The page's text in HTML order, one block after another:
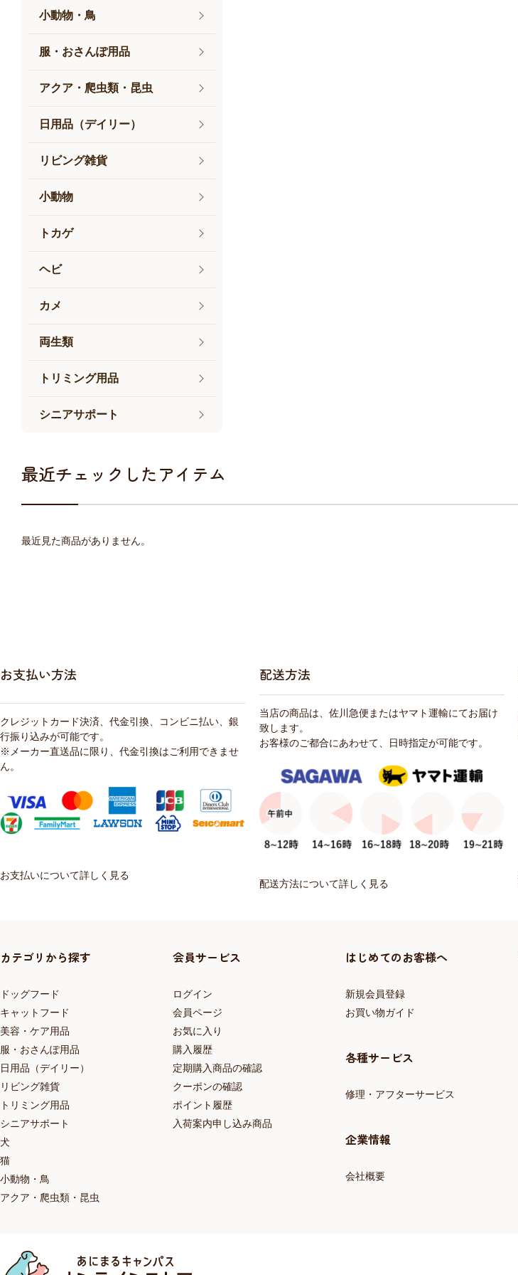
小動物・鳥
服・おさんぽ用品
アクア・爬虫類・昆虫
日用品（デイリー）
リビング雑貨
小動物
トカゲ
ヘビ
カメ
両生類
トリミング用品
シニアサポート
最近チェックしたアイテム
最近見た商品がありません。
お支払い方法
クレジットカード決済、代金引換、コンビニ払い、銀
行振り込みが可能です。
※メーカー直送品に限り、代金引換はご利用できませ
ん。
お支払いについて詳しく見る
配送方法
当店の商品は、佐川急便またはヤマト運輸にてお届け
致します。
お客様のご都合にあわせて、日時指定が可能です。
配送方法について詳しく見る
カテゴリから探す
ドッグフード
キャットフード
美容・ケア用品
服・おさんぽ用品
日用品（デイリー）
リビング雑貨
トリミング用品
シニアサポート
犬
猫
小動物・鳥
アクア・爬虫類・昆虫
会員サービス
ログイン
会員ページ
お気に入り
購入履歴
定期購入商品の確認
クーポンの確認
ポイント履歴
入荷案内申し込み商品
はじめてのお客様へ
新規会員登録
お買い物ガイド
各種サービス
修理・アフターサービス
企業情報
会社概要